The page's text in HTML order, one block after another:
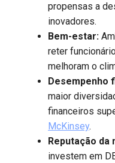
propensas a
inovadores.
Bem-estar:
reter
melhoram o
Desempenho
maior
financeiros
McKinsey.
Reputação da
investem em